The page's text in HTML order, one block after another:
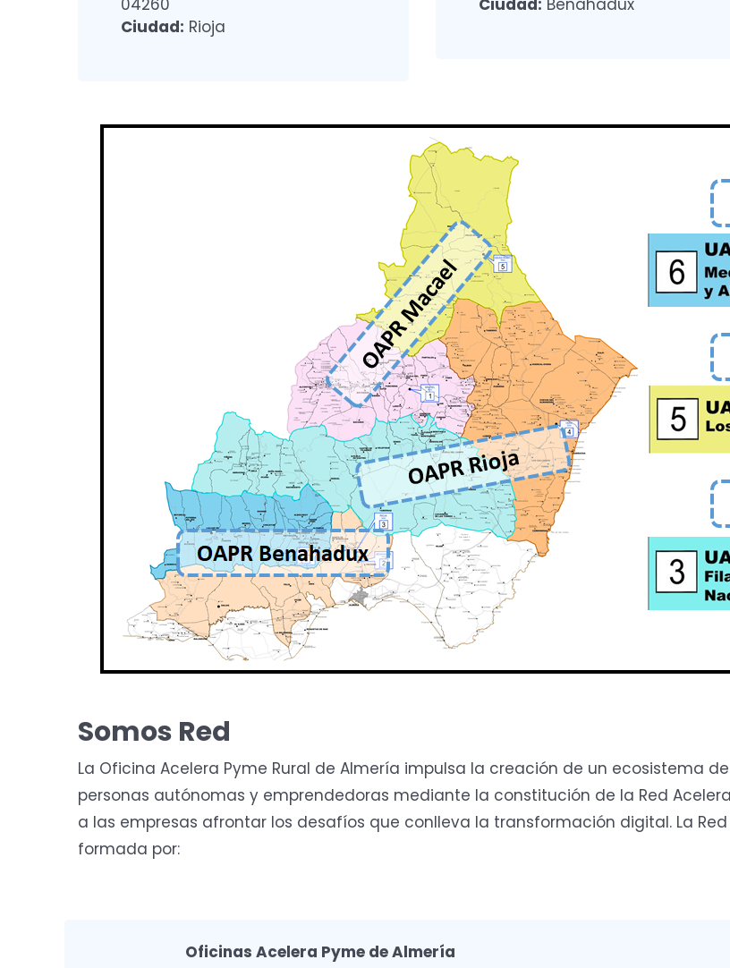
04260
Ciudad: Rioja
Ciudad: Benahadux
Somos Red
La Oficina Acelera Pyme Rural de Almería impulsa la creación de un ecosistema
personas autónomas y emprendedoras mediante la constitución de la Red
a las empresas afrontar los desafíos que conlleva la transformación digital. La
formada por:
Oficinas Acelera Pyme de Almería